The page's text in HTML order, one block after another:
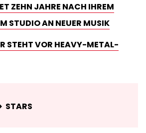
ZEHN JAHRE NACH IHREM
STUDIO AN NEUER MUSIK
STEHT VOR HEAVY-METAL-
STARS